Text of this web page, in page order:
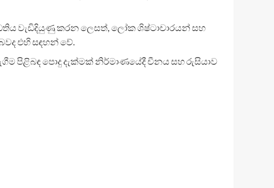
වැඩිදියුණු කරන ලෙසත්, ලෝක ශිෂ්ටාචාරයන් සහ
එහි සඳහන් වේ.
පිළිබඳ පොදු දැක්මක් නිර්මාණයේදී චීනය සහ රුසියාව